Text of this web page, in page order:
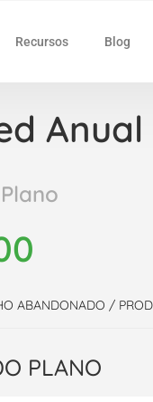
Recursos Blog
Anual
ABANDONADO /
PLANO